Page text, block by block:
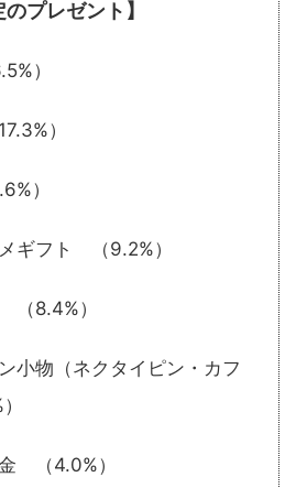
プレゼント】
）
）
）
ギフト （9.2%）
（8.4%）
小物（ネクタイピン・カフ
（4.0%）